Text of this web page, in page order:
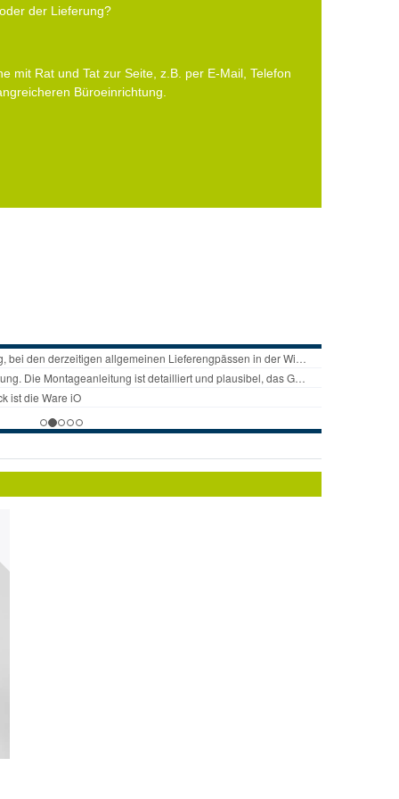
der Lieferung?
mit Rat und Tat zur Seite, z.B. per E-Mail, Telefon
Büroeinrichtung.